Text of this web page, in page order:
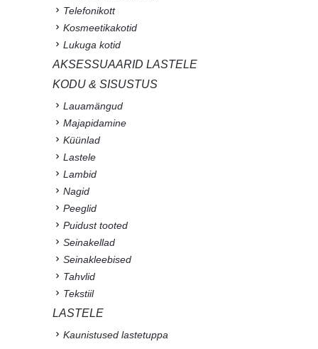
Telefonikott
Kosmeetikakotid
Lukuga kotid
AKSESSUAARID LASTELE
KODU & SISUSTUS
Lauamängud
Majapidamine
Küünlad
Lastele
Lambid
Nagid
Peeglid
Puidust tooted
Seinakellad
Seinakleebised
Tahvlid
Tekstiil
LASTELE
Kaunistused lastetuppa